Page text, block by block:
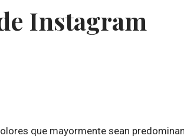
Instagram
que mayormente sean